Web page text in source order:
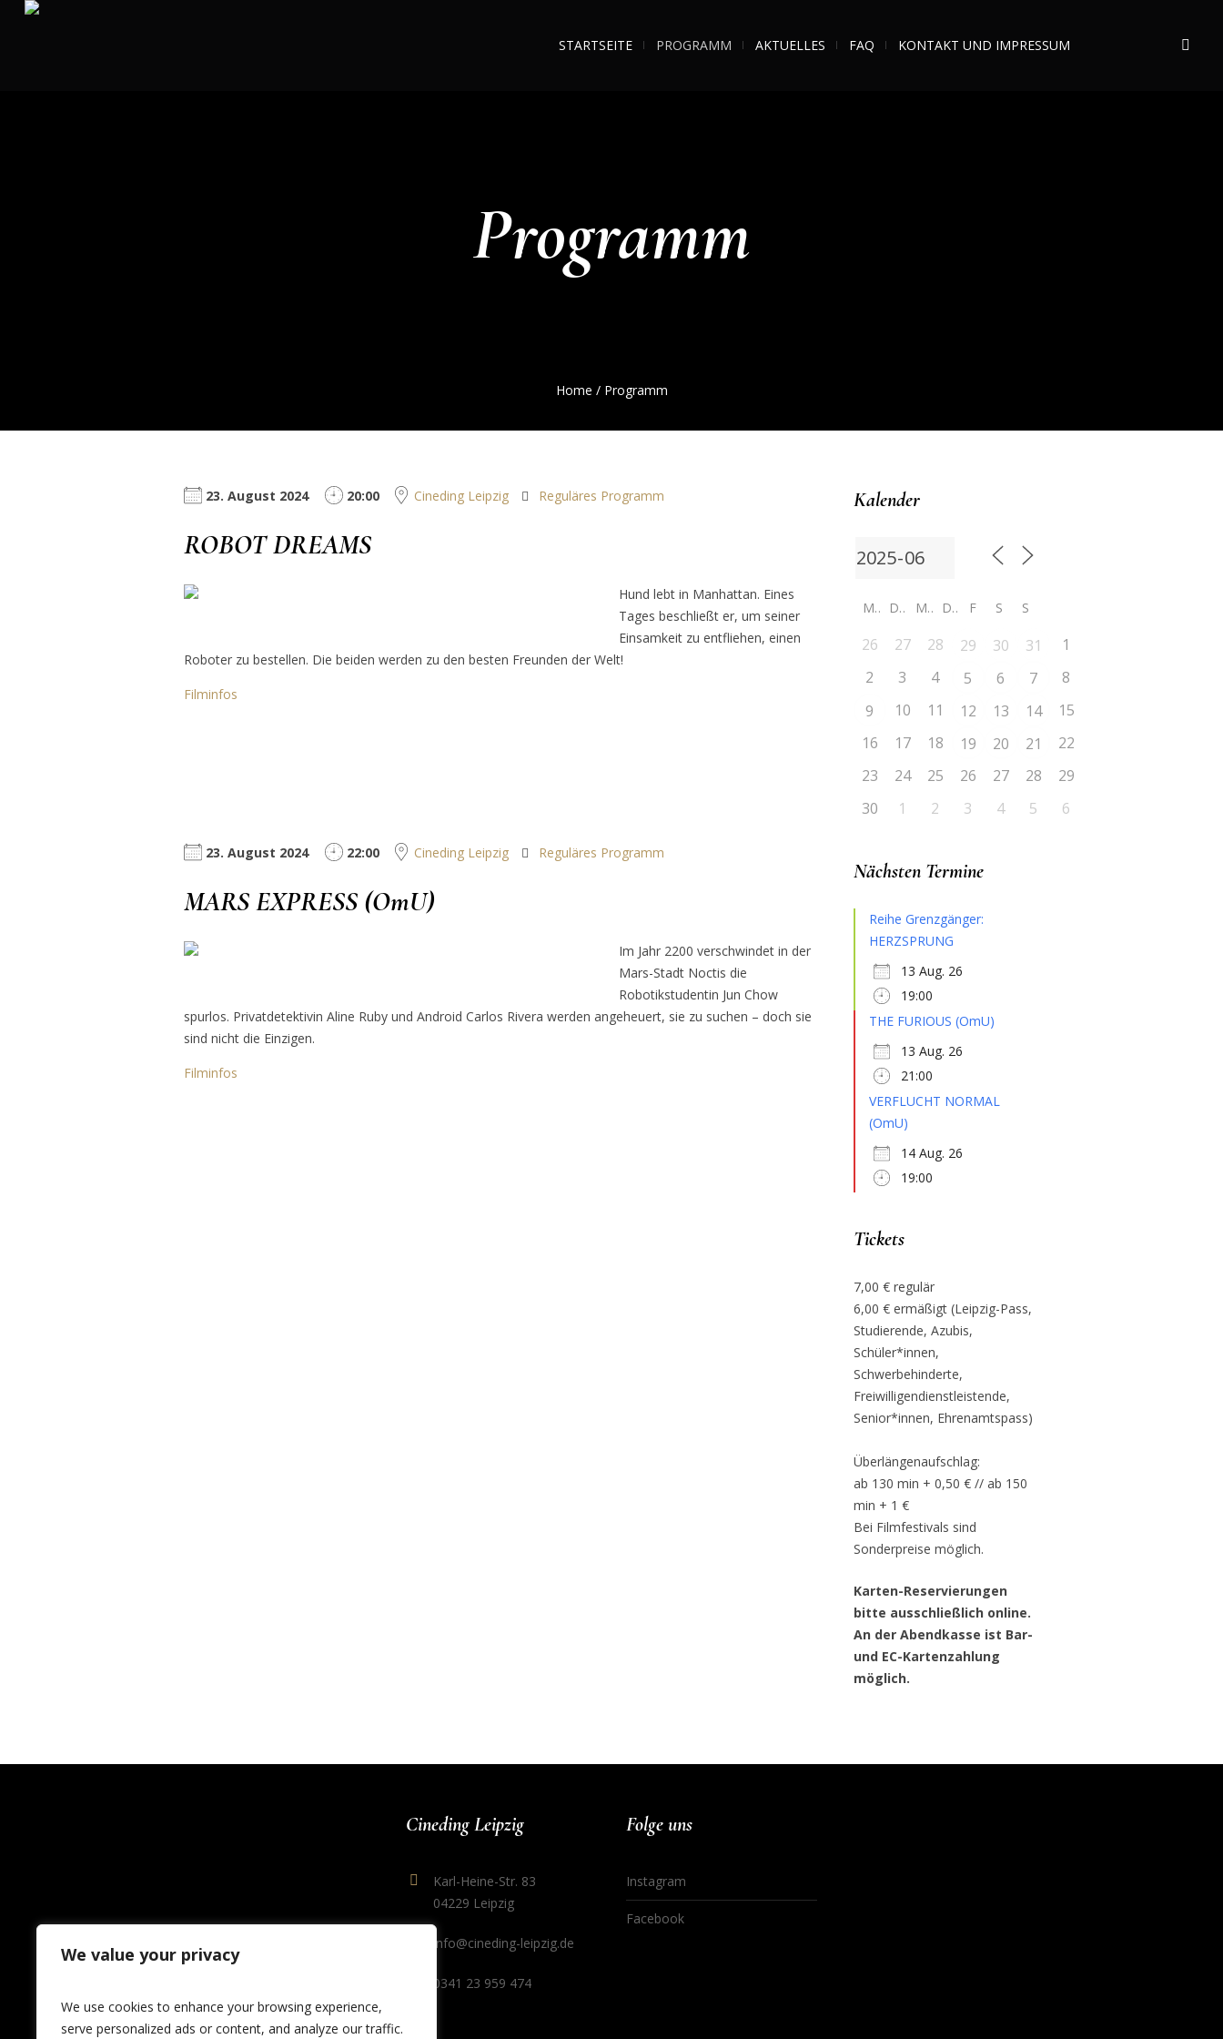
We value your privacy
We use cookies to enhance your browsing experience,
serve personalized ads or content, and analyze our traffic.
STARTSEITE PROGRAMM AKTUELLES FAQ KONTAKT UND IMPRESSUM
Programm
Home / Programm
23. August 2024 20:00 Cineding Leipzig Reguläres Programm
ROBOT DREAMS
Hund lebt in Manhattan. Eines
Tages beschließt er, um seiner
Einsamkeit zu entfliehen, einen
Roboter zu bestellen. Die beiden werden zu den besten Freunden der Welt!
Filminfos
23. August 2024 22:00 Cineding Leipzig Reguläres Programm
MARS EXPRESS (OmU)
Im Jahr 2200 verschwindet in der
Mars-Stadt Noctis die
Robotikstudentin Jun Chow
spurlos. Privatdetektivin Aline Ruby und Android Carlos Rivera werden angeheuert, sie zu suchen – doch sie
sind nicht die Einzigen.
Filminfos
Kalender
M D M D F S S
26 27 28 29 30 31
1
2
3 4 5 6 7
8
9
10 11 12 13 14
15
16
17 18 19 20 21
22
23
24 25 26 27 28
29
30
1 2 3 4 5 6
Nächsten Termine
Reihe Grenzgänger:
HERZSPRUNG
13 Aug. 26
19:00
THE FURIOUS (OmU)
13 Aug. 26
21:00
VERFLUCHT NORMAL
(OmU)
14 Aug. 26
19:00
Tickets
7,00 € regulär
6,00 € ermäßigt (Leipzig-Pass,
Studierende, Azubis,
Schüler*innen,
Schwerbehinderte,
Freiwilligendienstleistende,
Senior*innen, Ehrenamtspass)
Überlängenaufschlag:
ab 130 min + 0,50 € // ab 150
min + 1 €
Bei Filmfestivals sind
Sonderpreise möglich.
Karten-Reservierungen
bitte ausschließlich online.
An der Abendkasse ist Bar-
und EC-Kartenzahlung
möglich.
Cineding Leipzig
Karl-Heine-Str. 83
04229 Leipzig
info@cineding-leipzig.de
0341 23 959 474
Folge uns
Instagram
Facebook